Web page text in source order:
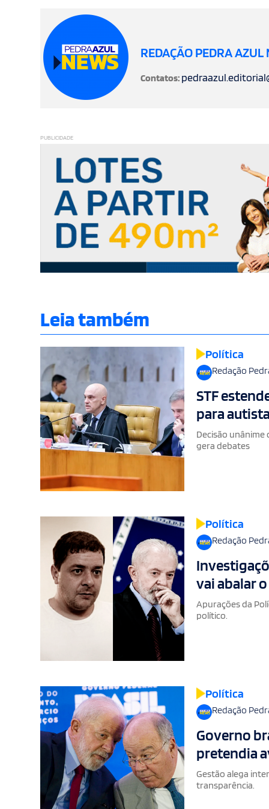
REDAÇÃO PEDRA AZUL
Contatos:
PUBLICIDADE
Leia também
Política
Redação
STF
para
Decisão
gera debates
Política
Redação
vai abalar
Apurações da
político.
Política
Redação
Governo
pretendia
Gestão alega
transparência.